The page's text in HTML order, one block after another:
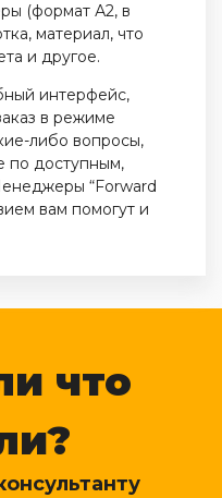
(формат А2, в
материал, что
и другое.
интерфейс,
в режиме
либо вопросы,
по доступным,
“Forward
вам помогут и
что